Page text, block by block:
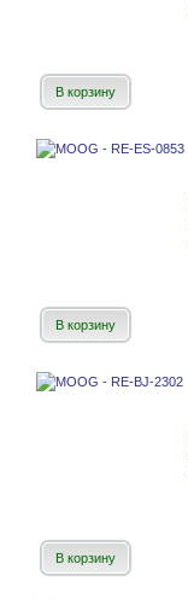
В корзину
В корзину
В корзину